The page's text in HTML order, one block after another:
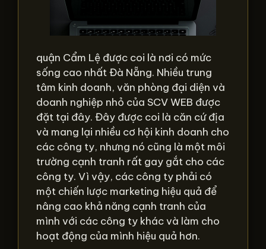
quận Cẩm Lệ được coi là nơi có mức
sống cao nhất Đà Nẵng. Nhiều trung
tâm kinh doanh, văn phòng đại diện và
doanh nghiệp nhỏ của SCV WEB được
đặt tại đây. Đây được coi là căn cứ địa
và mang lại nhiều cơ hội kinh doanh cho
các công ty, nhưng nó cũng là một môi
trường cạnh tranh rất gay gắt cho các
công ty. Vì vậy, các công ty phải có
một chiến lược marketing hiệu quả để
nâng cao khả năng cạnh tranh của
mình với các công ty khác và làm cho
hoạt động của mình hiệu quả hơn.